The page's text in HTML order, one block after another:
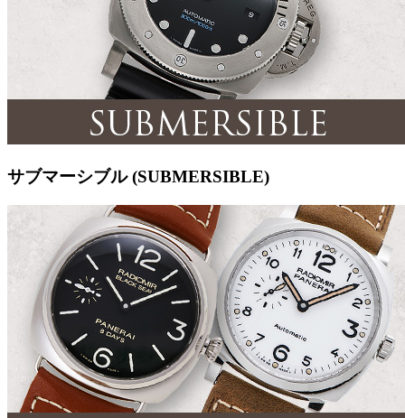
サブマーシブル (SUBMERSIBLE)